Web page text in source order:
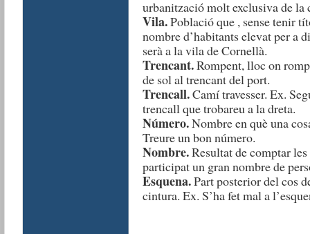
urbanització molt exclusiva de la
Vila.Població que , sense tenir
nombre d’habitants elevat per a
serà a la vila de Cornellà.
Trencant.Rompent, lloc on
de sol al trencant del port.
Trencall.Camí travesser. Ex.
trencall que trobareu a la dreta.
Número.Nombre en què una
Treure un bon número.
Nombre.Resultat de comptar les
participat un gran nombre de
Esquena.Part posterior del cos
cintura. Ex. S’ha fet mal a